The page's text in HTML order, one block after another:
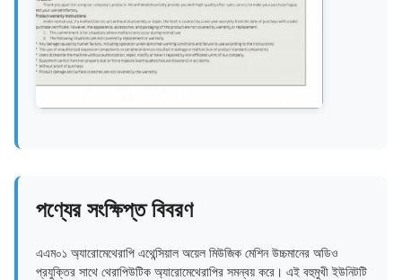
পণ্যের সংক্ষিপ্ত বিবরণ
এএম০১ অ্যারোমেথেরাপি এথেন্সিয়াল অয়েল মিউজিক মেশিন উচ্চমানের অডিও
প্রযুক্তির সাথে থেরাপিউটিক অ্যারোমেথেরাপির সমন্বয় করে। এই বহুমুখী ইউনিটটি